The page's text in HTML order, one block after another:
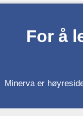
For å
Minerva er